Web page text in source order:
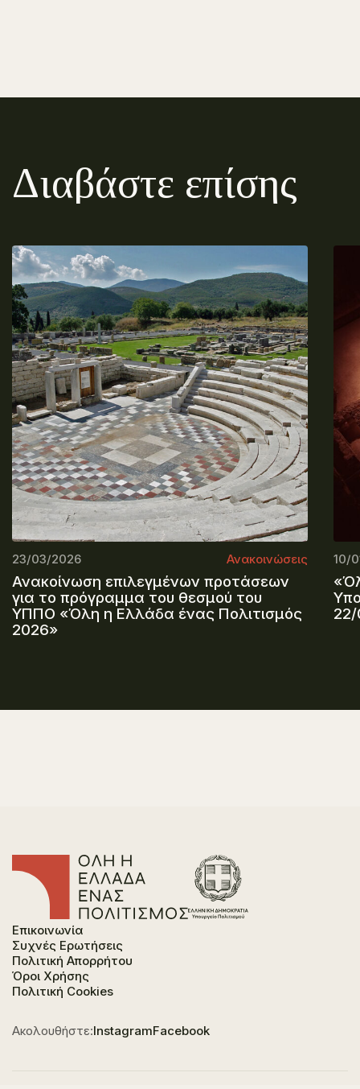
Διαβάστε επίσης
23/03/2026 Ανακοινώσεις
Ανακοίνωση επιλεγμένων προτάσεων
για το πρόγραμμα του θεσμού του
ΥΠΠΟ «Όλη η Ελλάδα ένας Πολιτισμός
2026»
10/
22/
Επικοινωνία
Συχνές Ερωτήσεις
Πολιτική Απορρήτου
Όροι Χρήσης
Πολιτική Cookies
Ακολουθήστε:InstagramFacebook